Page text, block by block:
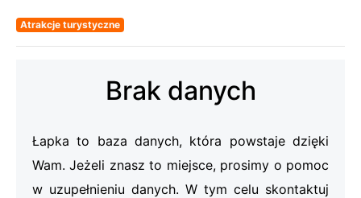
Atrakcje turystyczne
Brak danych
Łapka to baza danych, która powstaje dzięki
Wam. Jeżeli znasz to miejsce, prosimy o pomoc
w uzupełnieniu danych. W tym celu skontaktuj